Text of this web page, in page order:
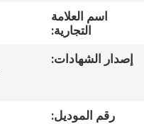
بنا
جولة
اسم العلامة
التجارية:
إصدار الشهادات:
رقم الموديل: